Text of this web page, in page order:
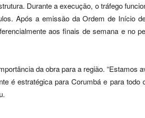
Durante a execução, o tráfego
Após a emissão da Ordem de Início
aos finais de semana e no
da obra para a região. “Estamos
é estratégica para Corumbá e para todo